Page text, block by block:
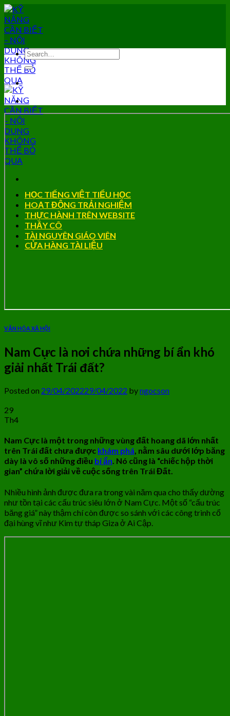
Skip
to
content
HỌC TIẾNG VIỆT TIỂU HỌC
HOẠT ĐỘNG TRẢI NGHIỆM
THỰC HÀNH TRÊN WEBSITE
THẦY CÔ
TÀI NGUYÊN GIÁO VIÊN
CỬA HÀNG TÀI LIỆU
VĂN HÓA XÃ HỘI
Nam Cực là nơi chứa những bí ẩn khó
giải nhất Trái đất?
Posted on 29/04/202229/04/2022 byngocson
29
Th4
Nam Cực là một trong những vùng đất hoang dã lớn nhất
trên Trái đất chưa được khám phá, nằm sâu dưới lớp băng
dày là vô số những điều bí ẩn. Nó cũng là “chiếc hộp thời
gian” chứa lời giải về cuộc sống trên Trái Đất.
Nhiều hình ảnh được đưa ra trong vài năm qua cho thấy dường
như tồn tại các cấu trúc siêu lớn ở Nam Cực. Một số “cấu trúc
băng giá” này thậm chí còn được so sánh với các công trình cổ
đại hùng vĩ như Kim tự tháp Giza ở Ai Cập.